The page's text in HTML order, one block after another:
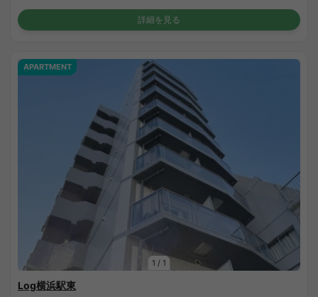
詳細を見る
1 / 1
APARTMENT
Log横浜駅東